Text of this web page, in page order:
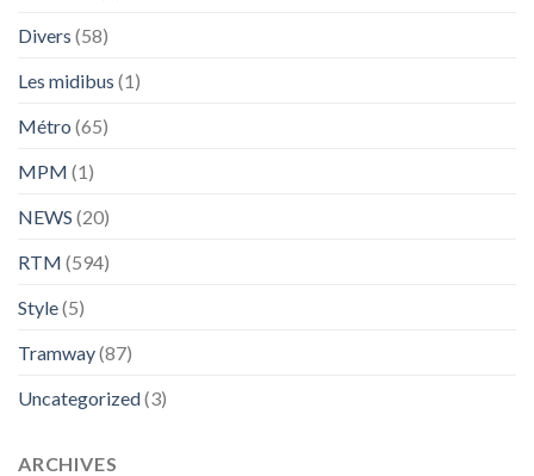
Divers (58)
Les midibus (1)
Métro (65)
MPM (1)
NEWS (20)
RTM (594)
Style(5)
Tramway(87)
Uncategorized(3)
ARCHIVES